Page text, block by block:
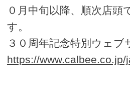
０月中旬以降、順次店頭
す。
３０周年記念特別ウェ
https://www.calbee.co.jp/